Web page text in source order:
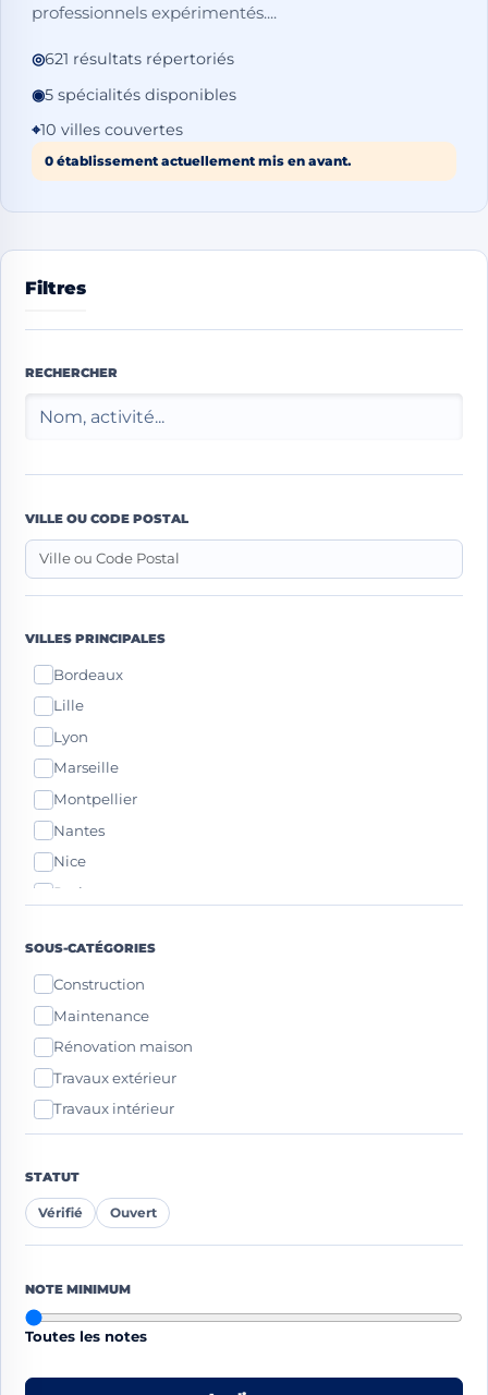
professionnels expérimentés....
◎621 résultats répertoriés
◉5 spécialités disponibles
⌖10 villes couvertes
0 établissement actuellement mis en avant.
Filtres
RECHERCHER
VILLE OU CODE POSTAL
VILLES PRINCIPALES
Bordeaux
Lille
Lyon
Marseille
Montpellier
Nantes
Nice
Paris
Toulouse
SOUS-CATÉGORIES
Construction
Maintenance
Rénovation maison
Travaux extérieur
Travaux intérieur
STATUT
Vérifié Ouvert
NOTE MINIMUM
Toutes les notes